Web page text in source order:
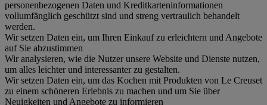
personenbezogenen Daten und Kreditkarteninformationen
vollumfänglich geschützt sind und streng vertraulich behandelt
werden.
Wir setzen Daten ein, um Ihren Einkauf zu erleichtern und Angebote
auf Sie abzustimmen
Wir analysieren, wie die Nutzer unsere Website und Dienste nutzen,
um alles leichter und interessanter zu gestalten.
Wir setzen Daten ein, um das Kochen mit Produkten von Le Creuset
zu einem schöneren Erlebnis zu machen und um Sie über
Neuigkeiten und Angebote zu informieren